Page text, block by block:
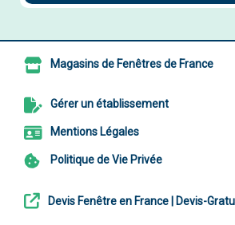
Magasins de Fenêtres de France
Gérer un établissement
Mentions Légales
Politique de Vie Privée
Devis Fenêtre en France | Devis-